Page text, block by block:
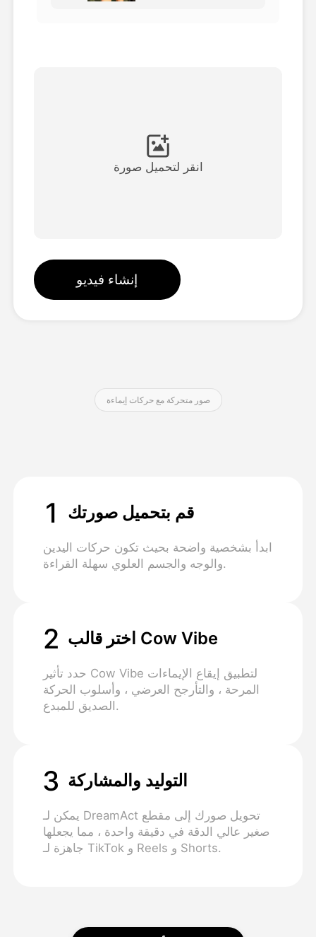
شاهد جميع القوالب
المدونة
انقر لتحميل صورة
إنشاء فيديو
صور متحركة مع حركات إيماءة
1 قم بتحميل صورتك
ابدأ بشخصية واضحة بحيث تكون حركات اليدين
والوجه والجسم العلوي سهلة القراءة.
2 اختر قالب Cow Vibe
حدد تأثير Cow Vibe لتطبيق إيقاع الإيماءات
المرحة ، والتأرجح العرضي ، وأسلوب الحركة
الصديق للمبدع.
3 التوليد والمشاركة
يمكن لـ DreamAct تحويل صورك إلى مقطع
صغير عالي الدقة في دقيقة واحدة ، مما يجعلها
جاهزة لـ TikTok و Reels و Shorts.